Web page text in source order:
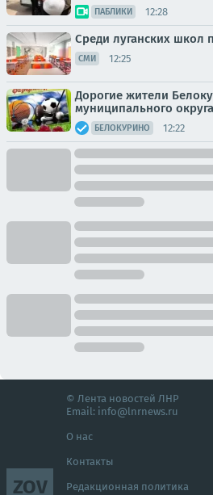
ПАБЛИКИ 12:28
Среди луганских школ
СМИ 12:25
Дорогие жители
муниципального
БЕЛОКУРИНО 12:22
ZOV
© Лента новостей ЛНР
Email: info@lnrnews.ru
О нас
Контакты
Редакционная политика